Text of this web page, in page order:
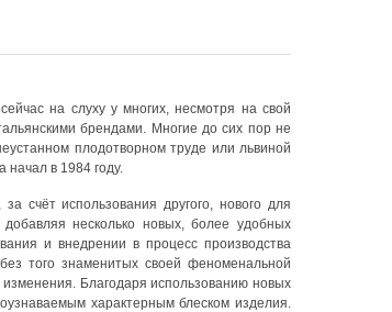
на слуху у многих, несмотря на свой
брендами. Многие до сих пор не
плодотворном труде или львиной
в 1984 году.
счёт использования другого, нового для
несколько новых, более удобных
и внедрении в процесс производства
того знаменитых своей феноменальной
Благодаря использованию новых
характерным блеском изделия.